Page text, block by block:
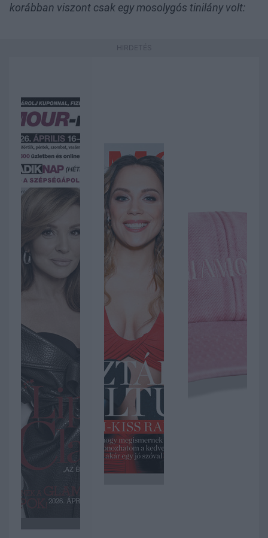
korábban viszont csak egy mosolygós tinilány volt: